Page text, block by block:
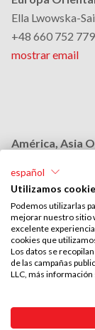
Ella Lwowska-
+48 660 752 779
mostrar email
América, Asia
+48 664 954 631
Medio Oriente
Stephan
español
Utilizamos
Podemos utilizarlas
mejorar nuestro sitio
excelente
cookies que
Los datos se
de las campañas
LLC, más